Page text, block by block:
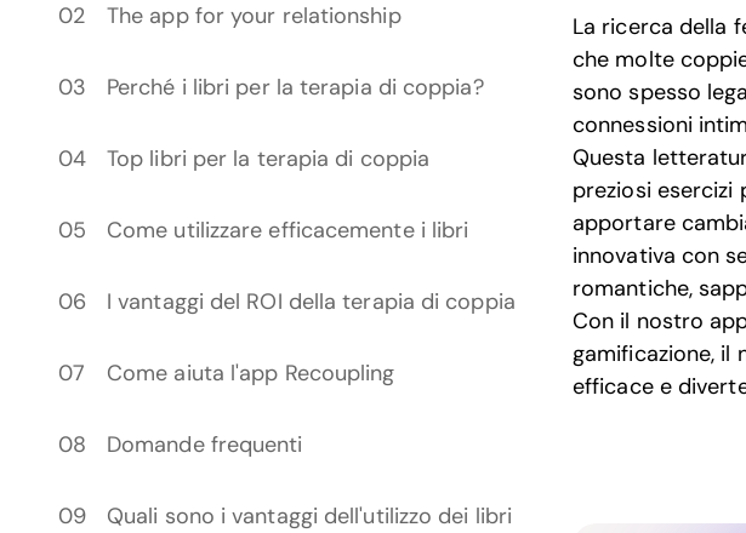
The app for your relationship
Perché i libri per la terapia di coppia?
Top libri per la terapia di coppia
Come utilizzare efficacemente i libri
I vantaggi del ROI della terapia di coppia
Come aiuta l'app Recoupling
Domande frequenti
Quali sono i vantaggi dell'utilizzo dei libri
La ricerca della
che molte
sono spesso
connessioni
Questa
preziosi
apportare
innovativa con
romantiche,
Con il nostro
gamificazione, il
efficace e